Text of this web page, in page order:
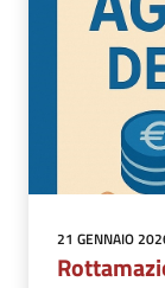
21 GENNAIO